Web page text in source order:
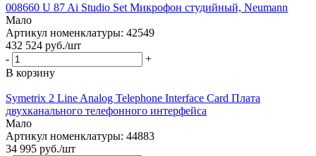
008660 U 87 Ai Studio Set Микрофон студийный, Neumann
Мало
Артикул номенклатуры: 42549
432 524 руб./шт
-
+
В корзину
Symetrix 2 Line Analog Telephone Interface Card Плата
двухканального телефонного интерфейса
Мало
Артикул номенклатуры: 44883
34 995 руб./шт